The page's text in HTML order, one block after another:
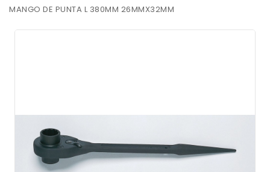
MANGO DE PUNTA L 380MM 26MMX32MM